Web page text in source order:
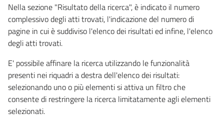
Nella sezione "Risultato della ricerca", è indicato il numero
complessivo degli atti trovati, l'indicazione del numero di
pagine in cui è suddiviso l'elenco dei risultati ed infine, l'elenco
degli atti trovati.
E' possibile affinare la ricerca utilizzando le funzionalità
presenti nei riquadri a destra dell'elenco dei risultati:
selezionando uno o più elementi si attiva un filtro che
consente di restringere la ricerca limitatamente agli elementi
selezionati.